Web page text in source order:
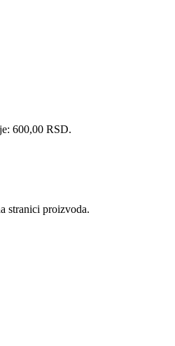
600,00 RSD.
stranici proizvoda.